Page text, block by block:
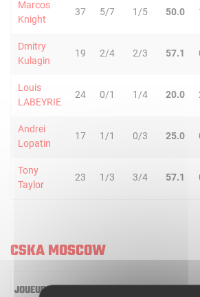
Marcos
Knight
37 5/7 1/5 50.0
Dmitry
Kulagin
19 2/4 2/3 57.1
Louis
LABEYRIE
24 0/1 1/4 20.0
Andrei
Lopatin
17 1/1 0/3 25.0
Tony
Taylor
23 1/3 3/4 57.1
CSKA MOSCOW
JOUEUR MIN 2R/2T 3R/3T TR/TT